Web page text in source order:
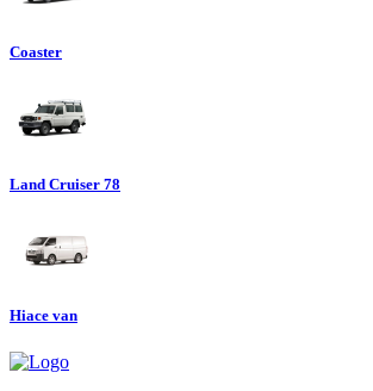
Coaster
Land Cruiser 78
Hiace van